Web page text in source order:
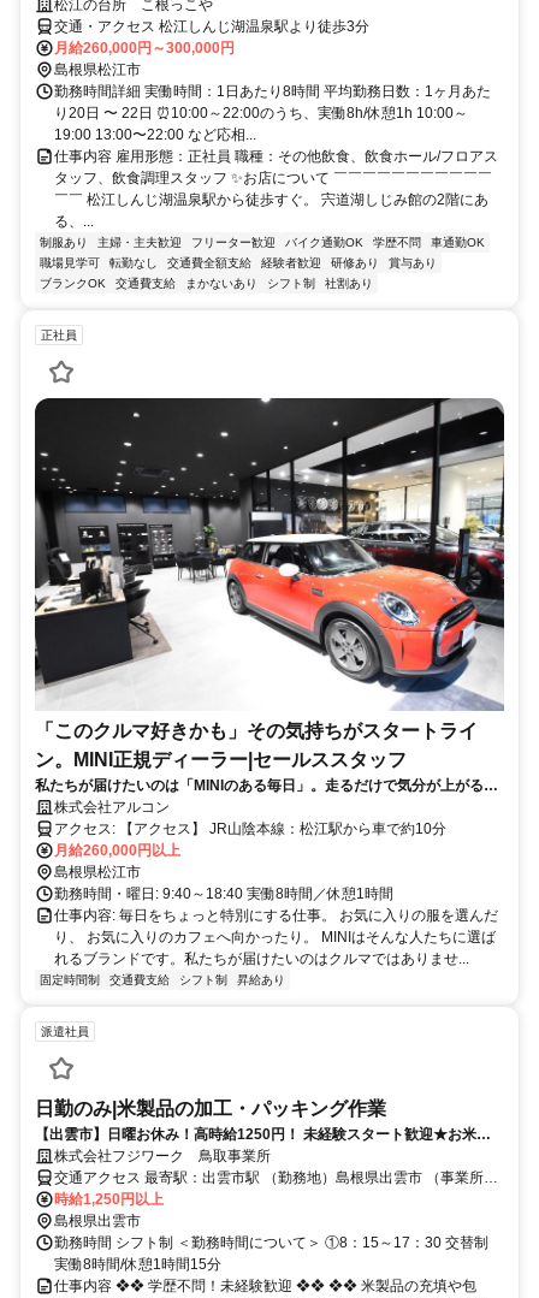
松江の台所 こ根っこや
交通・アクセス 松江しんじ湖温泉駅より徒歩3分
月給260,000円～300,000円
島根県松江市
勤務時間詳細 実働時間：1日あたり8時間 平均勤務日数：1ヶ月あた
り20日 〜 22日 ⏰10:00～22:00のうち、実働8h/休憩1h 10:00～
19:00 13:00〜22:00 など応相...
仕事内容 雇用形態：正社員 職種：その他飲食、飲食ホール/フロアス
タッフ、飲食調理スタッフ ✨お店について ￣￣￣￣￣￣￣￣￣￣￣
￣￣ 松江しんじ湖温泉駅から徒歩すぐ。 宍道湖しじみ館の2階にあ
る、...
制服あり 主婦・主夫歓迎 フリーター歓迎 バイク通勤OK 学歴不問
車通勤OK
職場見学可
転勤なし 交通費全額支給 経験者歓迎 研修あり
賞与あり
ブランクOK
交通費支給 まかないあり シフト制 社割あり
正社員
「このクルマ好きかも」その気持ちがスタートライ
ン。MINI正規ディーラー|セールススタッフ
私たちが届けたいのは「MINIのある毎日」。走るだけで気分が上がる、
休日が楽しみ。そんな毎日を提案する仕事です。
株式会社アルコン
アクセス: 【アクセス】 JR山陰本線：松江駅から車で約10分
月給260,000円以上
島根県松江市
勤務時間・曜日: 9:40～18:40 実働8時間／休憩1時間
仕事内容: 毎日をちょっと特別にする仕事。 お気に入りの服を選んだ
り、 お気に入りのカフェへ向かったり。 MINIはそんな人たちに選ば
れるブランドです。 ​私たちが届けたいのはクルマではありませ...
固定時間制 交通費支給 シフト制 昇給あり
派遣社員
日勤のみ|米製品の加工・パッキング作業
【出雲市】日曜お休み！高時給1250円！ 未経験スタート歓迎★お米製
品の充填や包装のお仕事です♪
株式会社フジワーク 鳥取事業所
交通アクセス 最寄駅：出雲市駅 （勤務地）島根県出雲市 （事業所）
JR「鳥取」駅から徒歩2分
時給1,250円以上
島根県出雲市
勤務時間 シフト制 ＜勤務時間について＞ ①8：15～17：30 交替制
実働8時間/休憩1時間15分
仕事内容 ❖❖ 学歴不問！未経験歓迎 ❖❖ ❖❖ 米製品の充填や包